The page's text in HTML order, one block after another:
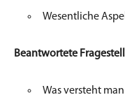
Wesentliche
Beantwortete
Was versteht